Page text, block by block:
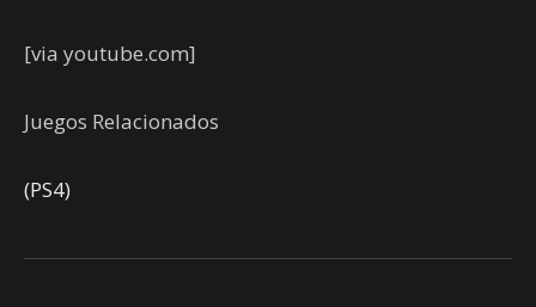
[via youtube.com]
Juegos Relacionados
(PS4)